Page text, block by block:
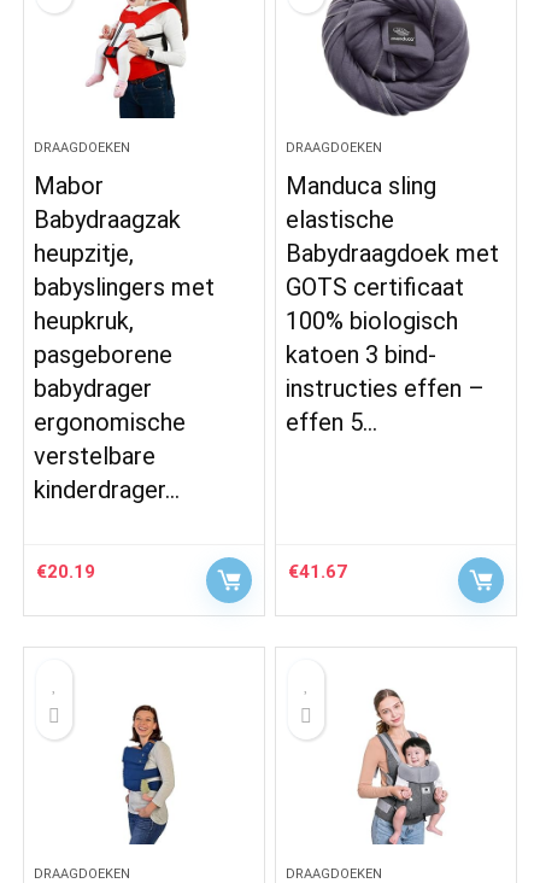
DRAAGDOEKEN
Mabor
Babydraagzak
heupzitje,
babyslingers met
heupkruk,
pasgeborene
babydrager
ergonomische
verstelbare
kinderdrager…
€20.19
DRAAGDOEKEN
Manduca sling
elastische
Babydraagdoek met
GOTS certificaat
100% biologisch
katoen 3 bind-
instructies effen –
effen 5…
€41.67
DRAAGDOEKEN DRAAGDOEKEN